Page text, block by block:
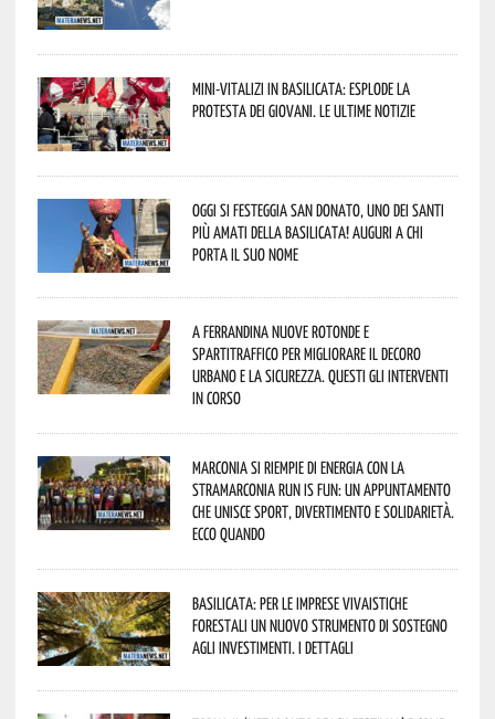
Mini-vitalizi in Basilicata: esplode la
protesta dei giovani. Le ultime notizie
Oggi si festeggia San Donato, uno dei Santi
più amati della Basilicata! Auguri a chi
porta il suo nome
A Ferrandina nuove rotonde e
spartitraffico per migliorare il decoro
urbano e la sicurezza. Questi gli interventi
in corso
Marconia si riempie di energia con la
StraMarconia Run is Fun: un appuntamento
che unisce sport, divertimento e solidarietà.
Ecco quando
Basilicata: per le imprese vivaistiche
forestali un nuovo strumento di sostegno
agli investimenti. I dettagli